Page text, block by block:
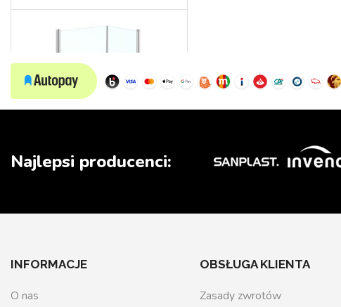
Wedding
Najlepsi producenci:
INFORMACJE
O nas
OBSŁUGA KLIENTA
Zasady zwrotów